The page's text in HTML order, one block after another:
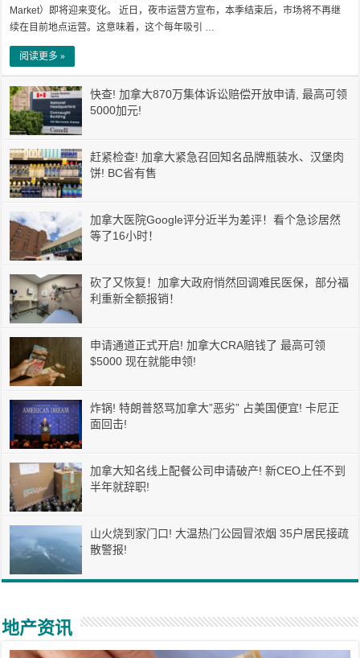
Market）即将迎来变化。 近日，夜市运营方宣布，本季结束后，市场将不再继
续在目前地点运营。这意味着，这个每年吸引 …
阅读更多 »
快查! 加拿大870万集体诉讼赔偿开放申请, 最高可领
5000加元!
赶紧检查! 加拿大紧急召回知名品牌瓶装水、汉堡肉
饼! BC省有售
加拿大医院Google评分近半为差评！看个急诊居然
等了16小时！
砍了又恢复！加拿大政府悄然回调难民医保，部分福
利重新全额报销！
申请通道正式开启! 加拿大CRA赔钱了 最高可领
$5000 现在就能申领!
炸锅! 特朗普怒骂加拿大”恶劣” 占美国便宜! 卡尼正
面回击!
加拿大知名线上配餐公司申请破产! 新CEO上任不到
半年就辞职!
山火烧到家门口! 大温热门公园冒浓烟 35户居民接疏
散警报!
地产资讯